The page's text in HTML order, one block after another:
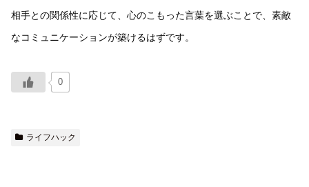
相手との関係性に応じて、心のこもった言葉を選ぶことで、素敵
なコミュニケーションが築けるはずです。
0
ライフハック